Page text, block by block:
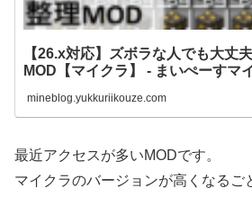
【26.x対応】ズボラな人でも大丈
MOD【マイクラ】 - まいぺーすマ
mineblog.yukkuriikouze.com
最近アクセスが多いMODです。
マイクラのバージョンが高くなるご